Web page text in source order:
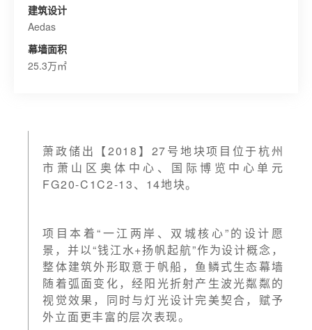
建筑设计
Aedas
幕墙面积
25.3万㎡
萧政储出【2018】27号地块项目位于杭州
市萧山区奥体中心、国际博览中心单元
FG20-C1C2-13、14地块。
项目本着“一江两岸、双城核心”的设计愿
景，并以“钱江水+扬帆起航”作为设计概念，
整体建筑外形取意于帆船，鱼鳞式生态幕墙
随着弧面变化，经阳光折射产生波光粼粼的
视觉效果，同时与灯光设计完美契合，赋予
外立面更丰富的层次表现。